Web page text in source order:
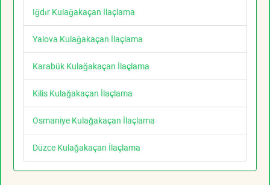
Iğdır Kulağakaçan İlaçlama
Yalova Kulağakaçan İlaçlama
Karabük Kulağakaçan İlaçlama
Kilis Kulağakaçan İlaçlama
Osmaniye Kulağakaçan İlaçlama
Düzce Kulağakaçan İlaçlama